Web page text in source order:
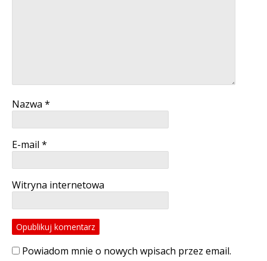
Nazwa *
E-mail *
Witryna internetowa
Powiadom mnie o nowych wpisach przez email.